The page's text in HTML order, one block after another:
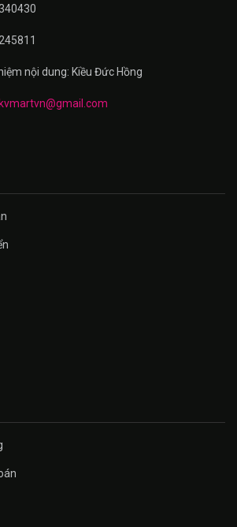
nội dung: Kiều Đức Hồng